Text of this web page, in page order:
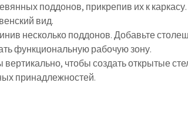
поддонов, прикрепив их к
вид.
несколько поддонов. Добавьте
функциональную рабочую зону.
чтобы создать открытые
принадлежностей.